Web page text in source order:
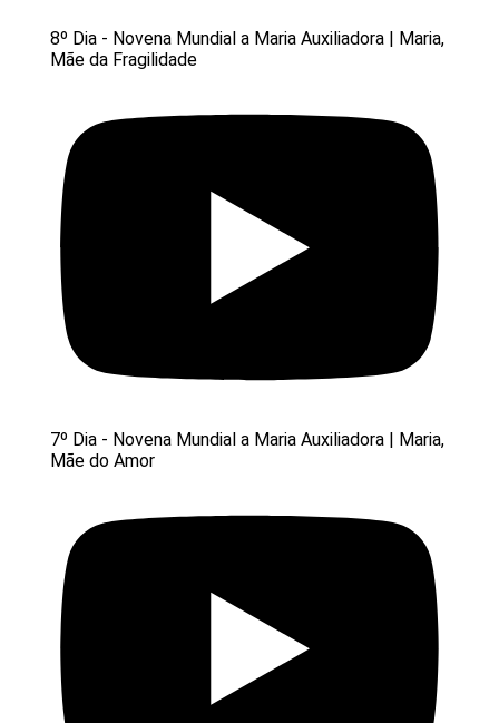
8º Dia - Novena Mundial a Maria Auxiliadora | Maria,
Mãe da Fragilidade
7º Dia - Novena Mundial a Maria Auxiliadora | Maria,
Mãe do Amor